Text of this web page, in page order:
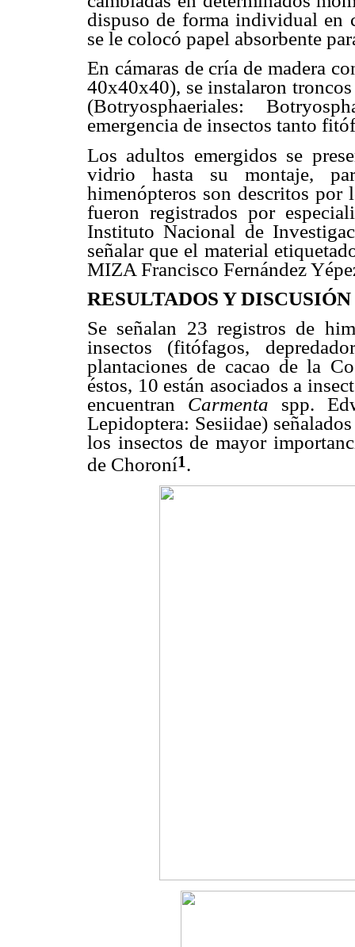
dispuso de forma individual en
se le colocó papel absorbente
En cámaras de cría de madera
40x40x40), se instalaron
(Botryosphaeriales:
emergencia de insectos tanto
Los adultos emergidos se
vidrio hasta su montaje,
himenópteros son descritos por
fueron registrados por
Instituto Nacional de
señalar que el material
MIZA Francisco Fernández
RESULTADOS Y DISCUSIÓN
Se señalan 23 registros de
insectos (fitófagos,
plantaciones de cacao de la
éstos, 10 están asociados a
encuentran Carmenta spp.
Lepidoptera: Sesiidae)
los insectos de mayor
de Choroní1.